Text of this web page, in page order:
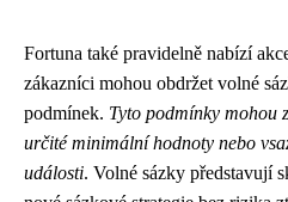
Fortuna také pravidelně nabízí
zákazníci mohou obdržet volné
podmínek. Tyto podmínky mohou
určité minimální hodnoty nebo
události. Volné sázky představují